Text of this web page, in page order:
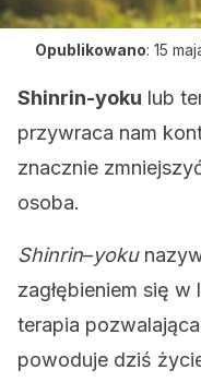
Opublikowano: 15
Shinrin-yoku lub
przywraca nam
znacznie
osoba.
Shinrin–yoku
zagłębieniem się
terapia
powoduje dziś